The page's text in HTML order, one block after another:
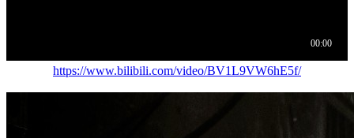
https://www.bilibili.com/video/BV1L9VW6hE5f/